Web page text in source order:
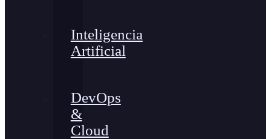
Inteligencia
Artificial
DevOps
&
Cloud